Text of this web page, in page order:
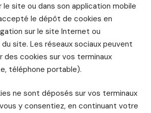
le site ou dans son application mobile
le dépôt de cookies en
sur le site Internet ou
du site. Les réseaux sociaux peuvent
des cookies sur vos terminaux
téléphone portable).
ne sont déposés sur vos terminaux
y consentiez, en continuant votre